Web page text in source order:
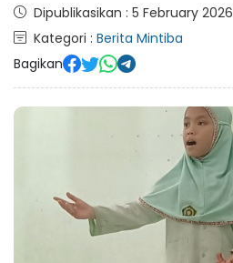
Dipublikasikan : 5 February 2026
Kategori : Berita Mintiba
Bagikan